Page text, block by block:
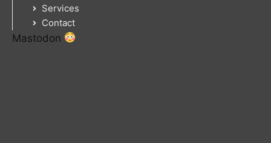
Services
Contact
Mastodon